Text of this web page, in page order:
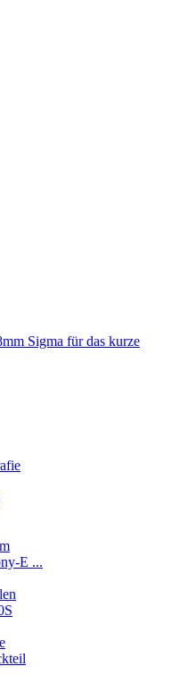
Sigma für das kurze
E ...